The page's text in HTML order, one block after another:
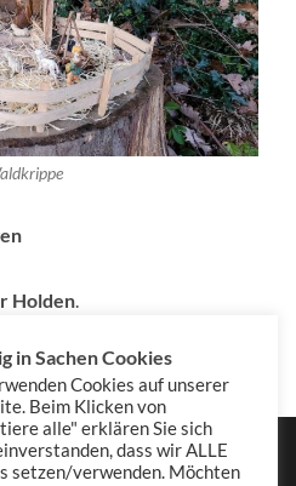
Holden
in Sachen Cookies
Cookies auf unserer
Beim Klicken von
alle" erklären Sie sich
dass wir ALLE
setzen/verwenden. Möchten